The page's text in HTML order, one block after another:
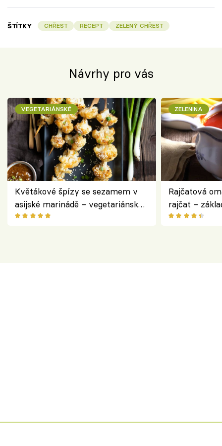
ŠTÍTKY CHŘEST RECEPT ZELENÝ CHŘEST
Návrhy pro vás
VEGETARIÁNSKÉ
Květákové špízy se sezamem v
asijské marinádě – vegetariánská
chuťovka z grilu
ZELENINA
Rajčatová
rajčat –